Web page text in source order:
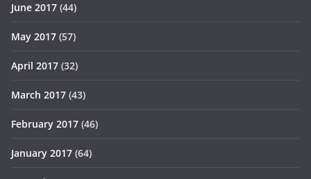
June 2017 (44)
May 2017 (57)
April 2017 (32)
March 2017 (43)
February 2017 (46)
January 2017 (64)